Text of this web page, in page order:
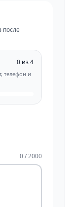
после
0 из 4
телефон и
0 / 2000